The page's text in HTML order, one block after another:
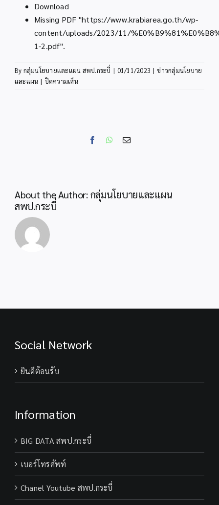
Download
Missing PDF "https://www.krabiarea.go.th/wp-
content/uploads/2023/11/
1-2.pdf".
By กลุ่มนโยบายและแผน สพป.กระบี่ | 01/11/2023 | ข่าวกลุ่มนโยบาย
และแผน | ปิดความเห็นบน
โครงการ
ตั้งแต่
67
FacebookWhatsApp
Email
About the Author:กลุ่มนโยบายและแผน
สพป.กระบี่
Social Network
ยินดีต้อนรับ
Information
BIG DATA สพป.กระบี่
เบอร์โทรศัพท์
Chanel Youtube สพป.กระบี่